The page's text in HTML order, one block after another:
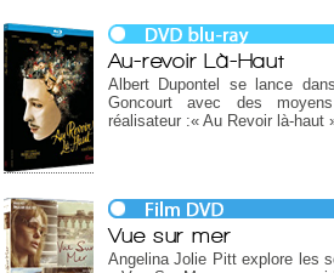
Au-revoir Là-Haut
Albert Dupontel se lance
Goncourt avec des
réalisateur :« Au Revoir là-haut
Vue sur mer
Angelina Jolie Pitt explore les